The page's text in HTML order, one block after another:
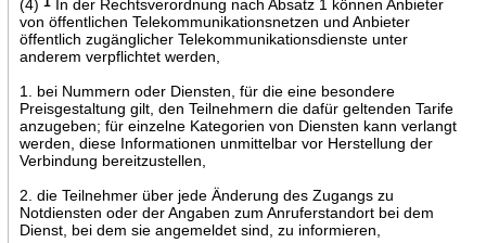
(4)
In der Rechtsverordnung nach Absatz 1 können Anbieter
von öffentlichen Telekommunikationsnetzen und Anbieter
öffentlich zugänglicher Telekommunikationsdienste unter
anderem verpflichtet werden,
1. bei Nummern oder Diensten, für die eine besondere
Preisgestaltung gilt, den Teilnehmern die dafür geltenden Tarife
anzugeben; für einzelne Kategorien von Diensten kann verlangt
werden, diese Informationen unmittelbar vor Herstellung der
Verbindung bereitzustellen,
2. die Teilnehmer über jede Änderung des Zugangs zu
Notdiensten oder der Angaben zum Anruferstandort bei dem
Dienst, bei dem sie angemeldet sind, zu informieren,